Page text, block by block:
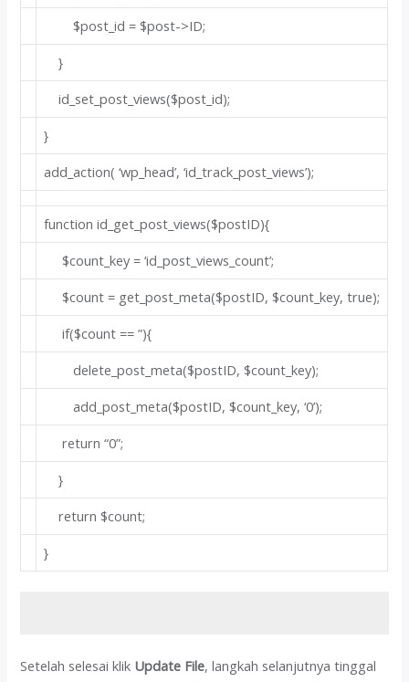
$post_id = $post->ID;
}
id_set_post_views($post_id);
}
add_action(‘wp_head’,‘id_track_post_views’);
function id_get_post_views($postID){
$count_key =‘id_post_views_count’;
$count = get_post_meta($postID, $count_key,true);
if($count ==”){
delete_post_meta($postID, $count_key);
add_post_meta($postID, $count_key,‘0’);
return “0”;
}
return $count;
}
Setelah selesai klik Update File, langkah selanjutnya tinggal